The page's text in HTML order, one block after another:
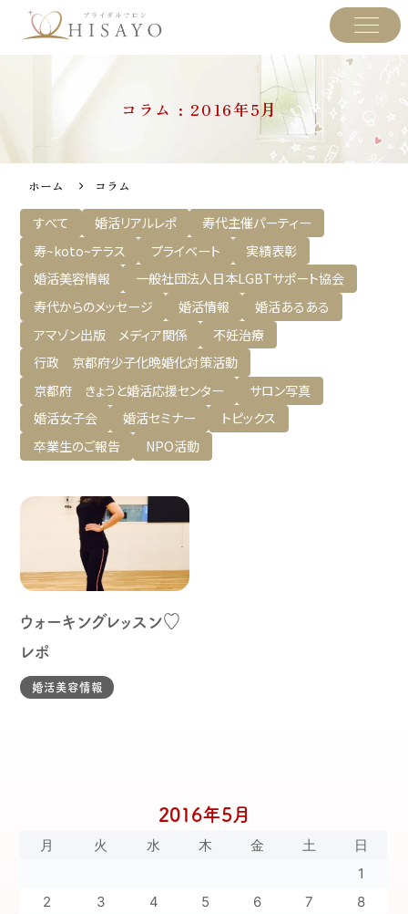
コラム : 2016年5月
ホーム コラム
すべて 婚活リアルレポ
寿代主催パーティー
寿~koto~テラス
プライベート
実績表彰
婚活美容情報
一般社団法人日本LGBTサポート協会
寿代からのメッセージ
婚活情報
婚活あるある
アマゾン出版 メディア関係
不妊治療
行政 京都府少子化晩婚化対策活動
京都府 きょうと婚活応援センター
サロン写真
婚活女子会
婚活セミナー
トピックス
卒業生のご報告
NPO活動
ウォーキングレッスン♡
レポ
婚活美容情報
2016年5月
月 火 水 木 金 土 日
1
2
3 4 5 6 7
8